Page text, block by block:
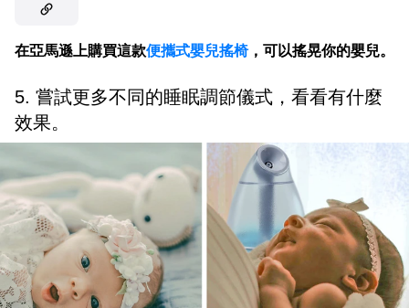
在亞馬遜上購買這款便攜式嬰兒搖椅，可以搖晃你的嬰兒。
5. 嘗試更多不同的睡眠調節儀式，看看有什麼
效果。